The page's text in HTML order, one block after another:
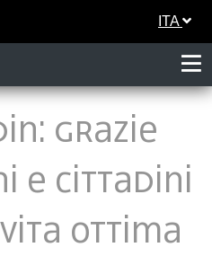
ITA
GRAZIE
E CITTADINI
OTTIMA